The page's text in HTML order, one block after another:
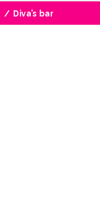
/ Diva’s bar